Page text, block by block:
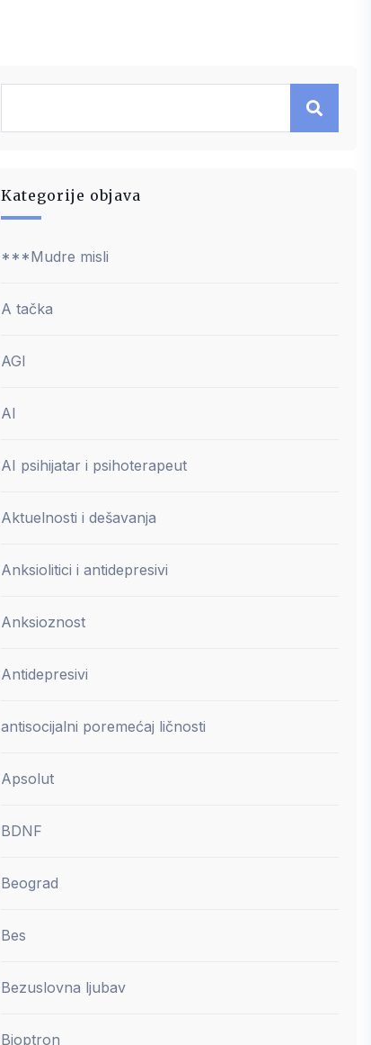
Kategorije objava
***Mudre misli
A tačka
AGI
AI
AI psihijatar i psihoterapeut
Aktuelnosti i dešavanja
Anksiolitici i antidepresivi
Anksioznost
Antidepresivi
antisocijalni poremećaj ličnosti
Apsolut
BDNF
Beograd
Bes
Bezuslovna ljubav
Bioptron